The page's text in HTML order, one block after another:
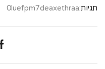
תגיות:0luefpm7deaxethraa